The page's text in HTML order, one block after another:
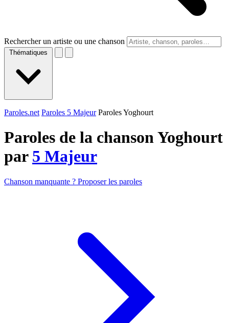
Rechercher un artiste ou une chanson
Thématiques
Paroles.net Paroles 5 Majeur Paroles Yoghourt
Paroles de la chanson Yoghourt
par 5 Majeur
Chanson manquante ? Proposer les paroles